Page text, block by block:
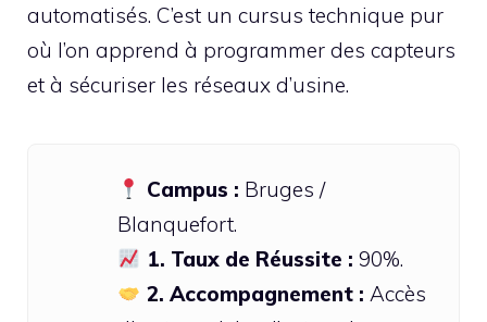
automatisés. C’est un cursus technique pur
où l’on apprend à programmer des capteurs
et à sécuriser les réseaux d’usine.
Campus : Bruges /
Blanquefort.
1. Taux de Réussite : 90%.
2. Accompagnement : Accès